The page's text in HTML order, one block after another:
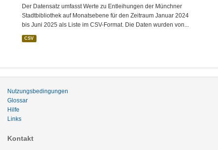
Der Datensatz umfasst Werte zu Entleihungen der Münchner
Stadtbibliothek auf Monatsebene für den Zeitraum Januar 2024
bis Juni 2025 als Liste im CSV-Format. Die Daten wurden von...
CSV
Nutzungsbedingungen
Glossar
Hilfe
Links
Kontakt